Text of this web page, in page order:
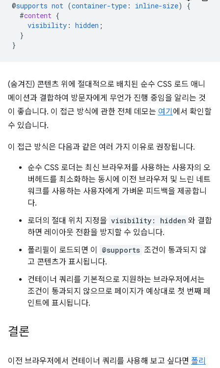
@supports not (container-type : inline-size)
{
#content {
visibility : hidden ;
}
}
(숨겨진) 콘텐츠 위에 절대적으로 배치된 순수 CSS 로드 애니
메이션과 결합하여 방문자에게 무언가 진행 중임을 알리는 것
이 좋습니다. 이 접근 방식에 관한 전체 데모는 여기 에서 확인할
수 있습니다.
이 접근 방식은 다음과 같은 여러 가지 이유로 권장됩니다.
순수 CSS 로더는 최신 브라우저를 사용하는 사용자의 오
버헤드를 최소화하는 동시에 이전 브라우저 및 느린 네트
워크를 사용하는 사용자에게 가벼운 피드백을 제공합니
다.
로더의 절대 위치 지정을 visibility: hidden 와 결합
하면 레이아웃 전환을 방지할 수 있습니다.
폴리필이 로드되면 이
@supports 조건이 통과되지 않
고 콘텐츠가 표시됩니다.
컨테이너 쿼리를 기본적으로 지원하는 브라우저에서는
조건이 통과되지 않으므로 페이지가 예상대로 첫 번째 페
인트에 표시됩니다.
결론
이전 브라우저에서 컨테이너 쿼리를 사용해 보고 싶다면 폴리